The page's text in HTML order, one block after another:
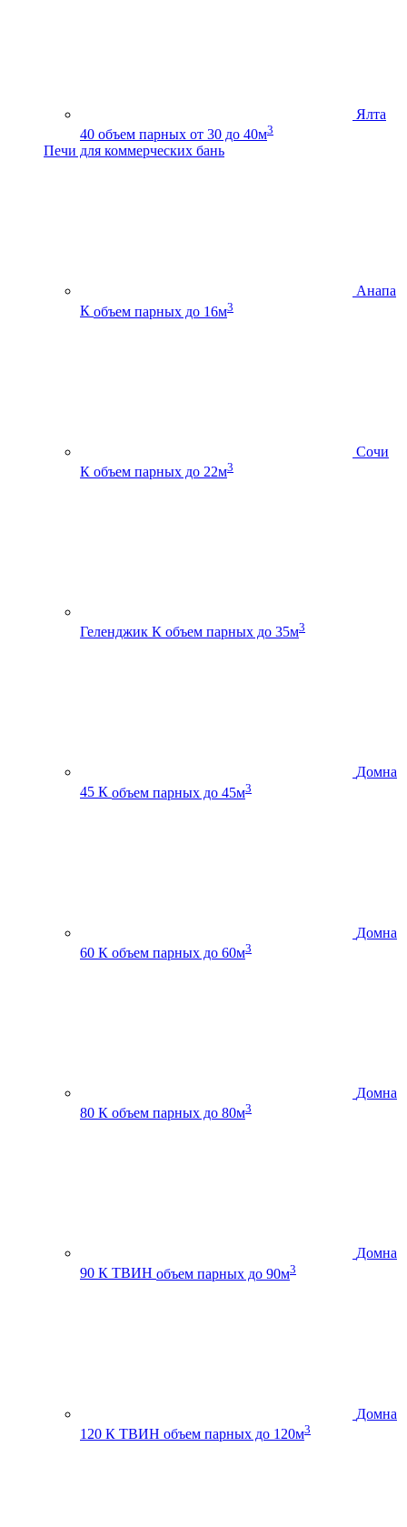
Ялта
40 объем парных от 30 до 40м3
Печи для коммерческих бань
Анапа
К объем парных до 16м3
Сочи
К объем парных до 22м3
Геленджик К объем парных до 35м3
Домна
45 К объем парных до 45м3
Домна
60 К объем парных до 60м3
Домна
80 К объем парных до 80м3
Домна
90 К ТВИН объем парных до 90м3
Домна
120 К ТВИН объем парных до 120м3